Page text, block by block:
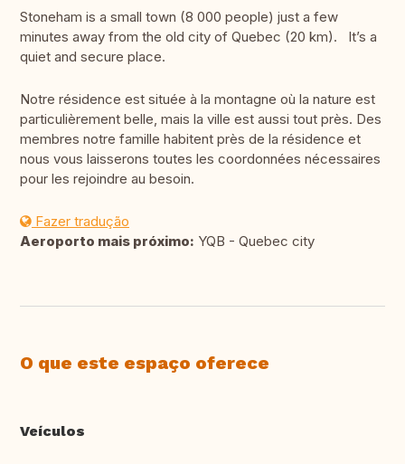
Stoneham is a small town (8 000 people) just a few
minutes away from the old city of Quebec (20 km). It’s a
quiet and secure place.
Notre résidence est située à la montagne où la nature est
particulièrement belle, mais la ville est aussi tout près. Des
membres notre famille habitent près de la résidence et
nous vous laisserons toutes les coordonnées nécessaires
pour les rejoindre au besoin.
Fazer tradução
Aeroporto mais próximo: YQB - Quebec city
O que este espaço oferece
Veículos